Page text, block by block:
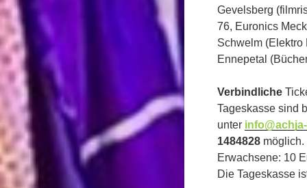
Gevelsberg
76, Euronics
Schwelm (Elektro
Ennepetal
Verbindliche
Tageskasse sind
unter
1484828möglich.
Erwachsene: 10
Die Tageskasse